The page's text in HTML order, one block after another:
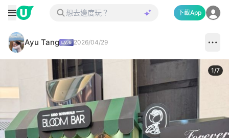
下載App
Ayu Tang 2026/04/29
1/7